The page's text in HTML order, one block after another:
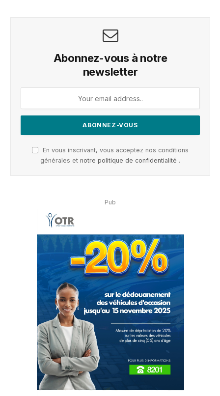
Abonnez-vous à notre
newsletter
En vous inscrivant, vous acceptez nos conditions
générales et notre politique de confidentialité .
Pub